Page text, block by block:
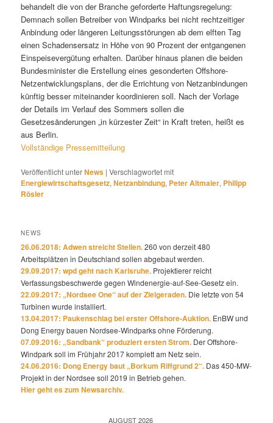
behandelt die von der Branche geforderte Haftungsregelung:
Demnach sollen Betreiber von Windparks bei nicht rechtzeitiger
Anbindung oder längeren Leitungsstörungen ab dem elften Tag
einen Schadensersatz in Höhe von 90 Prozent der entgangenen
Einspeisevergütung erhalten. Darüber hinaus planen die beiden
Bundesminister die Erstellung eines gesonderten Offshore-
Netzentwicklungsplans, der die Errichtung von Netzanbindungen
künftig besser miteinander koordinieren soll. Nach der Vorlage
der Details im Verlauf des Sommers sollen die
Gesetzesänderungen „in kürzester Zeit“ in Kraft treten, heißt es
aus Berlin.
Vollständige Pressemitteilung
Veröffentlicht unterNews |Verschlagwortet mit
Energiewirtschaftsgesetz,Netzanbindung, Peter Altmaier, Philipp
Rösler
NEWS
26.06.2018: Adwen streicht Stellen.260 von derzeit 480
Arbeitsplätzen in Deutschland sollen abgebaut werden.
29.09.2017: wpd geht nach Karlsruhe. Projektierer reicht
Verfassungsbeschwerde gegen Windenergie-auf-See-Gesetz ein.
22.09.2017: „Nordsee One“ auf der Zielgeraden. Die letzte von 54
Turbinen wurde installiert.
13.04.2017: Paukenschlag bei erster Offshore-Auktion. EnBW und
Dong Energy bauen Nordsee-Windparks ohne Förderung.
07.09.2016: „Sandbank“ produziert ersten Strom. Der Offshore-
Windpark soll im Frühjahr 2017 komplett am Netz sein.
24.06.2016: Dong Energy baut „Borkum Riffgrund 2“. Das 450-MW-
Projekt in der Nordsee soll 2019 in Betrieb gehen.
Hier geht es zum Newsarchiv.
AUGUST 2026